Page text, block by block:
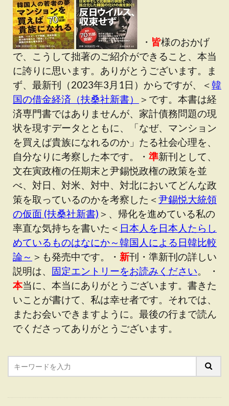
・ 皆様のおかげ
で、こうして拙著のご紹介ができること、本当
に誇りに思います。ありがとうございます。ま
ず、最新刊（2023年3月1日）からですが、＜韓
国の借金経済（扶桑社新書）
＞です。本書は経
済専門書ではありませんが、家計債務問題の現
状を現すデータとともに、「なぜ、マンション
を買えば貴族になれるのか」たる社会心理を、
自分なりに考察した本です。・ 準新刊として、
文在寅政権の任期末と尹錫悦政権の政策を並
べ、対日、対米、対中、対北においてどんな政
策を取っているのかを考察した＜尹錫悦大統領
の仮面 (扶桑社新書) ＞、帰化を進めている私の
率直な気持ちを書いた＜ 日本人を日本人たらし
めているものはなにか～韓国人による日韓比較
論～ ＞も発売中です。・ 新刊・準新刊の詳しい
説明は、 固定エントリーをお読みください。 ・
本当に、本当にありがとうございます。書きた
いことが書けて、私は幸せ者です。それでは、
またお会いできますように。最後の行まで読ん
でくださってありがとうございます。